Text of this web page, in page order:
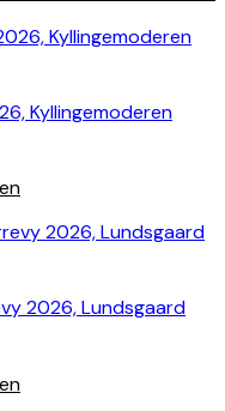
Kyllingemoderen
2026, Lundsgaard